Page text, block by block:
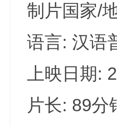
制片国家/
语言: 汉语
上映日期:
片长: 89分